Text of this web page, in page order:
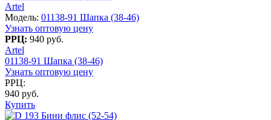
Artel
Модель: 01138-91 Шапка (38-46)
Узнать оптовую цену
РРЦ: 940 руб.
Artel
01138-91 Шапка (38-46)
Узнать оптовую цену
РРЦ:
940 руб.
Купить